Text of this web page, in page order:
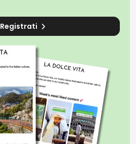
Registrati